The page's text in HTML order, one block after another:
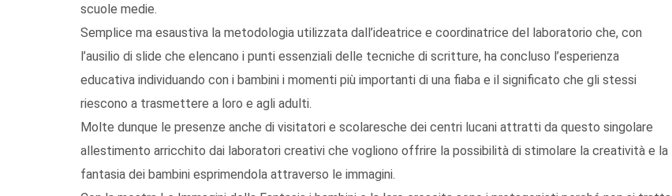
scuole medie.
Semplice ma esaustiva la metodologia utilizzata dall’ideatrice e coordinatrice del laboratorio che, con
l’ausilio di slide che elencano i punti essenziali delle tecniche di scritture, ha concluso l’esperienza
educativa individuando con i bambini i momenti più importanti di una fiaba e il significato che gli stessi
riescono a trasmettere a loro e agli adulti.
Molte dunque le presenze anche di visitatori e scolaresche dei centri lucani attratti da questo singolare
allestimento arricchito dai laboratori creativi che vogliono offrire la possibilità di stimolare la creatività e la
fantasia dei bambini esprimendola attraverso le immagini.